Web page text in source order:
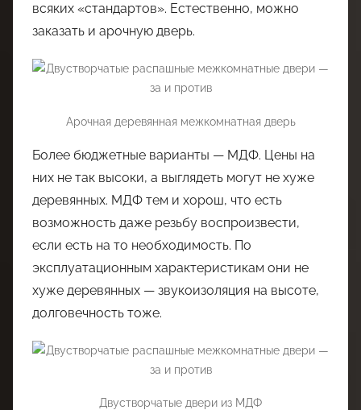
всяких «стандартов». Естественно, можно
заказать и арочную дверь.
Арочная деревянная межкомнатная дверь
Более бюджетные варианты — МДФ. Цены на
них не так высоки, а выглядеть могут не хуже
деревянных. МДФ тем и хорош, что есть
возможность даже резьбу воспроизвести,
если есть на то необходимость. По
эксплуатационным характеристикам они не
хуже деревянных — звукоизоляция на высоте,
долговечность тоже.
Двустворчатые двери из МДФ